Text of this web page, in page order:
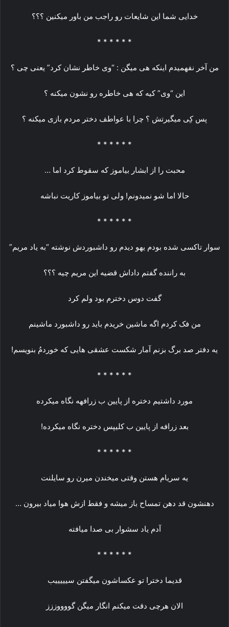
خدایی شما این شایعات رو راجب من باور میکنین ؟؟؟
* * * * * *
من آخر نفهمیدم اینکه هی میگن : “وی خاطر نشان کرد” یعنی چی ؟
این “وی” کیه که هی خاطره رو نشون میکنه ؟
پس کِی میگیرتش ؟ چرا با عواطف دختر مردم بازی میکنه ؟
* * * * * *
محبت را از ابشار بیاموز که سقوط کرد اما …
حالا اما شو نمیدونم! ولی تو بیاموز کاریت نباشه
* * * * * *
سوار تاکسی شده بودم یهو دیدم رو داشبوردش نوشته “به یاد مریم”
به راننده گفتم داداش قضیه این مریم چیه ؟؟؟
گفت دوس دخترم بود ولم کرد
من فک کردم اگه ماشین خریدم باید رو داشبورد ماشینم
یه دفتر صد برگ بزنم آمار شکست عشقی هایی که خوردمُ بنویسم!
* * * * * *
مورد داشتیم دختره از پایین ب زرافهه نگاه میکرده
بعد زرافه از پایین ب کلیپس دختره نگاه میکرده!
* * * * * *
یه سریام هستن وقتی میخندن میرن رو سایلنت
دهنشون قد دهن تمساح باز میشه و فقط ازش هوا میاد بیرون …
آدم یاد سشوار بی صدا میافته
* * * * * *
قدیما دخترا تو عکساشون میگفتن سیییییب
الان هرچی دقت میکنم انگار میگن گووووززز